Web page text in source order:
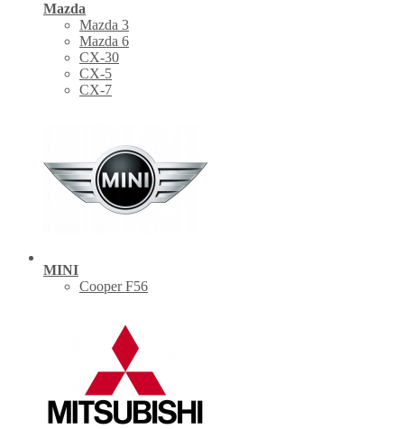
Mazda
Mazda 3
Mazda 6
CX-30
СХ-5
CX-7
MINI
Cooper F56